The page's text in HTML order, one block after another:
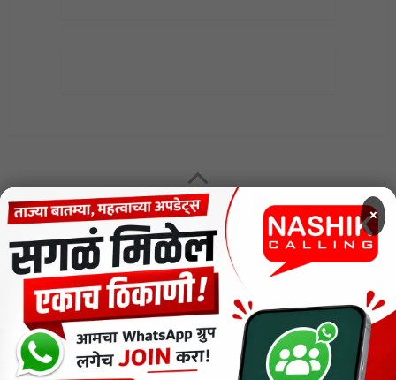
MENU
CODE OF ETHICS FOR DIGITAL NEWS WEBSITES
Contact Us
Privacy Policy
Short News
×